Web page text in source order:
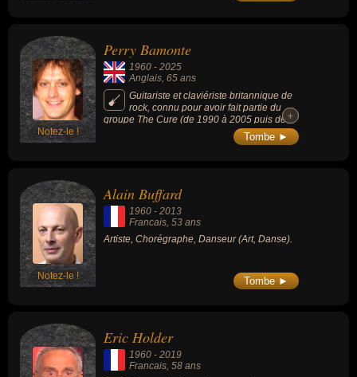
Notez-le !
Perry Bamonte
1960 - 2025
Anglais, 65 ans
Guitariste et claviériste britannique de
rock, connu pour avoir fait partie du
groupe The Cure (de 1990 à 2005 puis de+
+
Tombe ►
Notez-le !
Alain Buffard
1960 - 2013
Francais, 53 ans
Artiste, Chorégraphe, Danseur (Art, Danse).
Tombe ►
Eric Holder
1960 - 2019
Francais, 58 ans